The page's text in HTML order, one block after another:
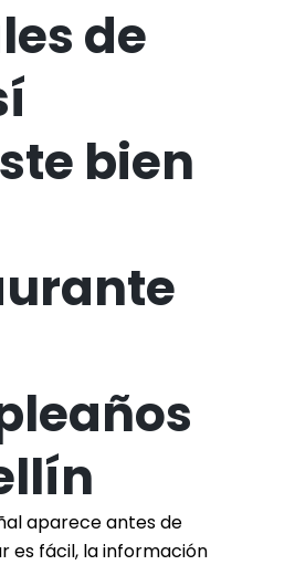
de
bien
aparece antes de
es fácil, la información